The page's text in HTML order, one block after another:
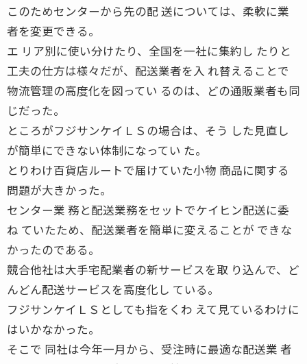
このためセンターから先の配 送については、柔軟に業
者を変更できる。
エ リア別に使い分けたり、全国を一社に集約し たりと
工夫の仕方は様々だが、配送業者を入 れ替えることで
物流管理の高度化を図ってい るのは、どの通販業者も同
じだった。
ところがフジサンケイＬＳの場合は、そう した見直し
が簡単にできない体制になってい た。
とりわけ百貨店ルートで届けていた小物 商品に関する
問題が大きかった。
センター業 務と配送業務をセットでケイヒン配送に委
ね ていたため、配送業者を簡単に変えることが できな
かったのである。
競合他社は大手宅配業者の新サービスを取 り込んで、ど
んどん配送サービスを高度化し ている。
フジサンケイＬＳとしても指をくわ えて見ているわけに
はいかなかった。
そこで 同社は今年一月から、受注時に最適な配送業 者